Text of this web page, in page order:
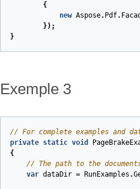
{
new Aspose. Pdf.
});
}
Exemple 3
// For complete examples and
private static void
{
// The path to the
var dataDir = RunExamples .